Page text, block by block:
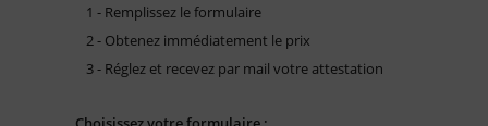
1 - Remplissez le formulaire
2 - Obtenez immédiatement le prix
3 - Réglez et recevez par mail votre attestation